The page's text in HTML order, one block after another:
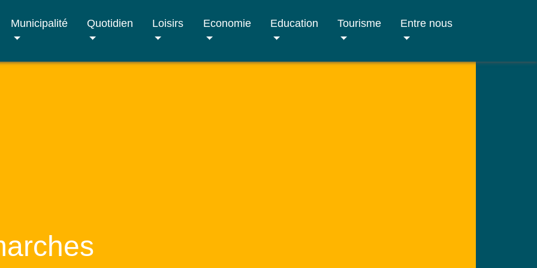
Municipalité Quotidien Loisirs Economie Education Tourisme Entre nous